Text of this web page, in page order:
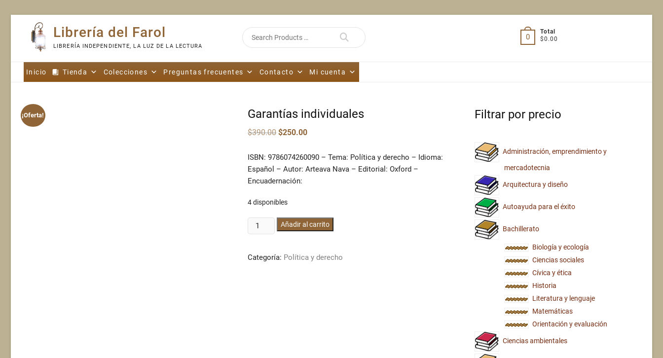
content
Librería del Farol
LIBRERÍA INDEPENDIENTE, LA LUZ DE LA LECTURA
Search
0
Total
$0.00
Inicio Tienda Colecciones Preguntas frecuentes Contacto Mi cuenta
¡Oferta! Garantías individuales
$390.00 Original
price
$390.00.
$250.00Current
$250.00.
ISBN: 9786074260090 – Tema: Política y derecho – Idioma:
Español – Autor: Arteava Nava – Editorial: Oxford –
Encuadernación:
4 disponibles
Garantías
individuales
Añadir al carrito
Categoría: Política y derecho
Filtrar por precio
Administración, emprendimiento y
mercadotecnia
Arquitectura y diseño
Autoayuda para el éxito
Bachillerato
Biología y ecología
Ciencias sociales
Cívica y ética
Historia
Literatura y lenguaje
Matemáticas
Orientación y evaluación
Ciencias ambientales